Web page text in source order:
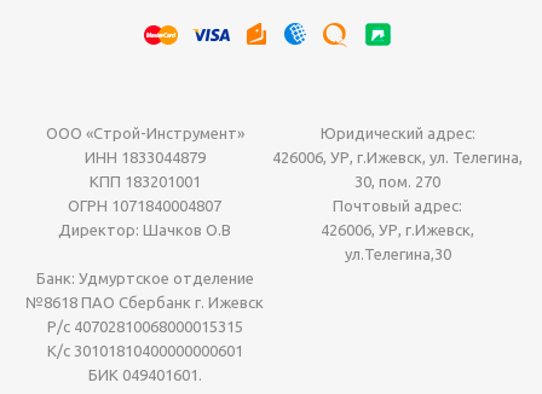
ООО «Строй-Инструмент»
ИНН 1833044879
КПП 183201001
ОГРН 1071840004807
Директор: Шачков О.В
Юридический адрес:
426006, УР, г.Ижевск, ул. Телегина,
30, пом. 270
Почтовый адрес:
426006, УР, г.Ижевск,
ул.Телегина,30
Банк: Удмуртское отделение
№8618 ПАО Сбербанк г. Ижевск
Р/с 40702810068000015315
К/с 30101810400000000601
БИК 049401601.